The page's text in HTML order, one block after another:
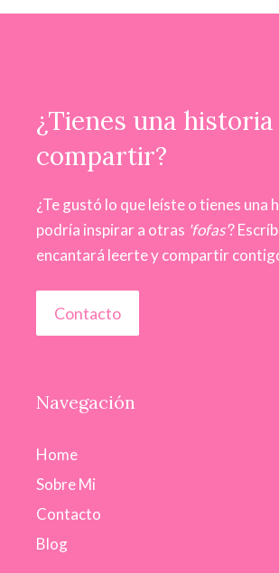
¿Tienes una
compartir?
¿Te gustó lo que leíste o tienes una
podría inspirar a otras 'fofas'?
encantará leerte y compartir
Contacto
Navegación
Home
Sobre Mi
Contacto
Blog